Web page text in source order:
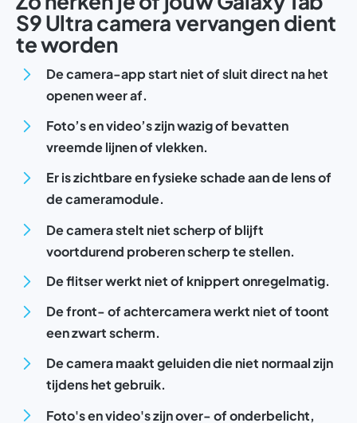
S9 Ultra camera vervangen dient
te worden
De camera-app start niet of sluit direct na het
openen weer af.
Foto’s en video’s zijn wazig of bevatten
vreemde lijnen of vlekken.
Er is zichtbare en fysieke schade aan de lens of
de cameramodule.
De camera stelt niet scherp of blijft
voortdurend proberen scherp te stellen.
De flitser werkt niet of knippert onregelmatig.
De front- of achtercamera werkt niet of toont
een zwart scherm.
De camera maakt geluiden die niet normaal zijn
tijdens het gebruik.
Foto's en video's zijn over- of onderbelicht,